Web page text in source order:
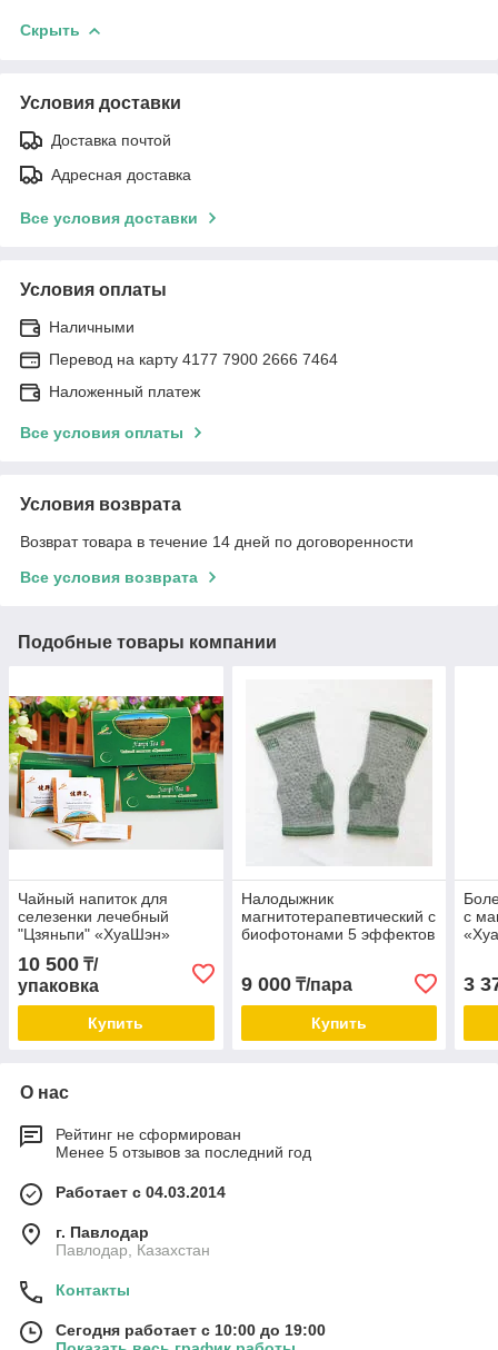
Скрыть
Условия доставки
Доставка почтой
Адресная доставка
Все условия доставки
Условия оплаты
Наличными
Перевод на карту 4177 7900 2666 7464
Наложенный платеж
Все условия оплаты
Условия возврата
Возврат товара в течение 14 дней по договоренности
Все условия возврата
Подобные товары компании
Чайный напиток для
селезенки лечебный
"Цзяньпи" «ХуаШэн»
10 500 ₸/
упаковка
Купить
Налодыжник
магнитотерапевтический с
биофотонами 5 эффектов
9 000₸/пара
Купить
с
3
О нас
Рейтинг не сформирован
Менее 5 отзывов за последний год
Работает с 04.03.2014
г. Павлодар
Павлодар, Казахстан
Контакты
Сегодня работает с 10:00 до 19:00